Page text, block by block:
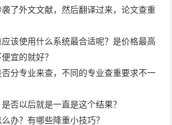
了外文文献，然后翻译过来，论文查重
该使用什么系统最合适呢？是价格最高
宜的就好？
分专业来查，不同的专业查重要求不一
否以后就是一直是这个结果？
办？有哪些降重小技巧？